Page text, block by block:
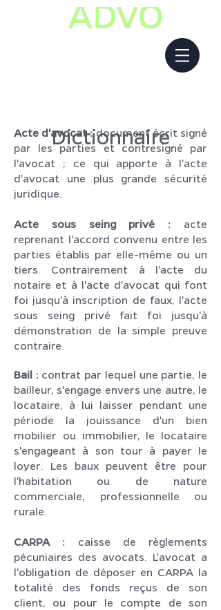
Dictionnaire
Acte d'avocat :document écrit signé
par les parties et contresigné par
l'avocat ; ce qui apporte à l'acte
d'avocat une plus grande sécurité
juridique.
Acte sous seing privé : acte
reprenant l'accord convenu entre les
parties établis par elle-même ou un
tiers. Contrairement à l'acte du
notaire et à l'acte d'avocat qui font
foi jusqu'à inscription de faux, l'acte
sous seing privé fait foi jusqu'à
démonstration de la simple preuve
contraire.
Bail : contrat par lequel une partie, le
bailleur, s'engage envers une autre, le
locataire, à lui laisser pendant une
période la jouissance d'un bien
mobilier ou immobilier, le locataire
s'engageant à son tour à payer le
loyer. Les baux peuvent être pour
l'habitation ou de nature
commerciale, professionnelle ou
rurale.
CARPA : caisse de règlements
pécuniaires des avocats. L'avocat a
l'obligation de déposer en CARPA la
totalité des fonds reçus de son
client, ou pour le compte de son